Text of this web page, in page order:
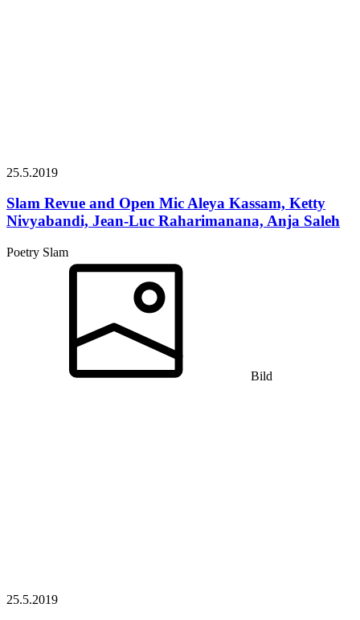
25.5.2019
Slam Revue and Open MicAleya Kassam, Ketty
Nivyabandi, Jean-Luc Raharimanana, Anja Saleh
Poetry Slam
Bild
25.5.2019